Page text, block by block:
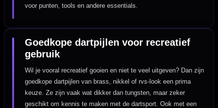
voor punten, tools en andere essentials.
Goedkope dartpijlen voor recreatief
gebruik
Wil je vooral recreatief gooien en niet te veel uitgeven? Dan zijn
goedkope dartpijlen van brass, nikkel of rvs-look een prima
keuze. Ze zijn vaak wat dikker dan tungsten, maar zeker
geschikt om kennis te maken met de dartsport. Ook met een